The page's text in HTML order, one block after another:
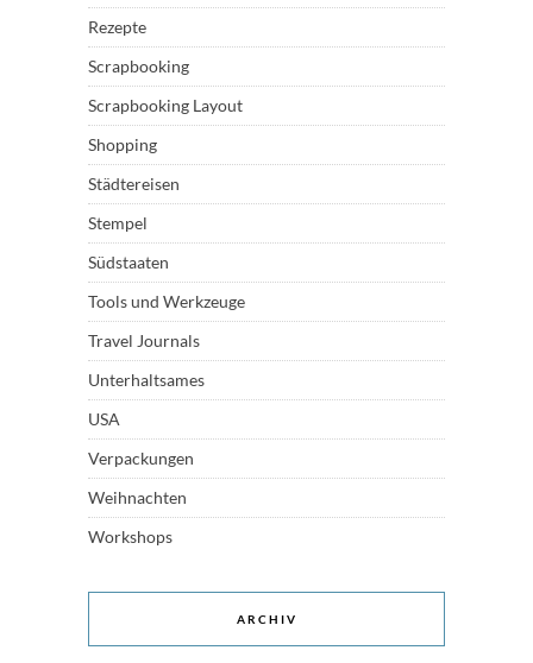
Rezepte
Scrapbooking
Scrapbooking Layout
Shopping
Städtereisen
Stempel
Südstaaten
Tools und Werkzeuge
Travel Journals
Unterhaltsames
USA
Verpackungen
Weihnachten
Workshops
ARCHIV